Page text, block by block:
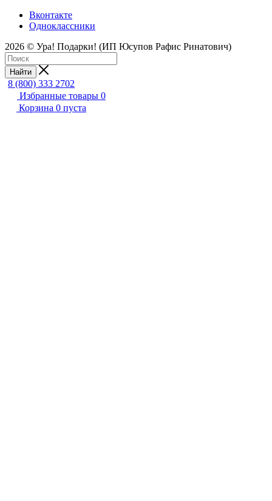
Вконтакте
Одноклассники
2026 © Ура! Подарки! (ИП Юсупов Рафис Ринатович)
Найти
8 (800) 333 2702
Избранные товары 0
Корзина 0 пуста